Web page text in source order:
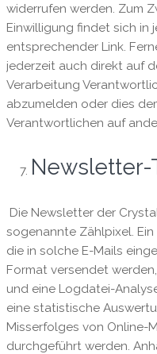
widerrufen werden. Zum
Einwilligung findet sich in
entsprechender Link.
jederzeit auch direkt auf
Verarbeitung
abzumelden oder dies
Verantwortlichen auf
Newsletter-
Die Newsletter der
sogenannte Zählpixel.
die in solche E-Mails
Format versendet
und eine Logdatei-
eine statistische
Misserfolges von Online-
durchgeführt werden.